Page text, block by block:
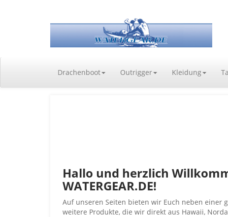
Drachenboot Outrigger Kleidung
Hallo und herzlich
WATERGEAR.DE!
Auf unseren Seiten bieten wir Euch neben einer
weitere Produkte, die wir direkt aus Hawaii,